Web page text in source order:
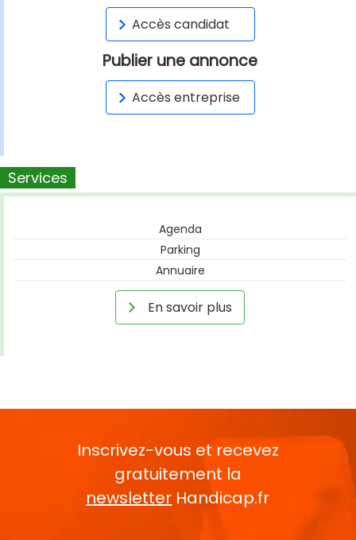
Accès candidat
Publier une annonce
Accès entreprise
Services
Agenda
Parking
Annuaire
En savoir plus
Inscrivez-vous et recevez
gratuitement la
newsletter Handicap.fr